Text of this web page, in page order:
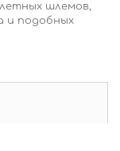
шлемов,
и подобных